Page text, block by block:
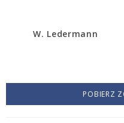
W. Ledermann
POBIERZ